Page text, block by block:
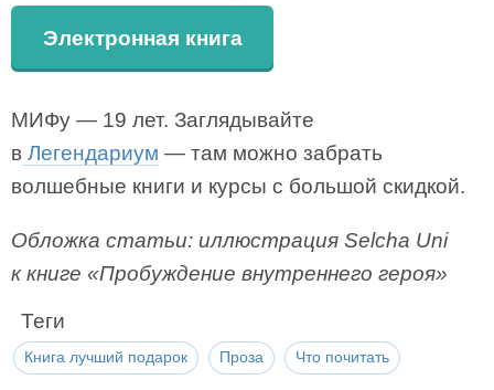
Электронная книга
МИФу — 19 лет. Заглядывайте
в Легендариум — там можно забрать
волшебные книги и курсы с большой скидкой.
Обложка статьи: иллюстрация Selcha Uni
к книге «Пробуждение внутреннего героя»
Теги
Книга лучший подарок Проза Что почитать